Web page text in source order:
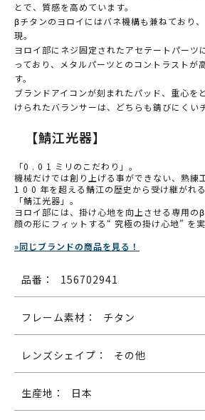
とで、質感を高めています。
βチタンのヨロイにはバネ機構も兼ねており
現。
ヨロイ部にネジ固定されたアセテートパーツ
っており、メタルパーツとのコントラストが
す。
ブランドアイコンが刻まれたパッド、重心を
けられたバランサーは、どちらも錆びにくい
【鯖江光器】
「0 . 0 1 ミリのこだわり」。
機械だけでは創り上げる事ができない、熟練
1 0 0 年を超える鯖江の歴史から受け継がれ
「鯖江光器」。
ヨロイ部には、掛け心地を向上させる専用の
顔の形にフィットする“ 究極の掛け心地” を実
»同じブランドの商品を見る！
品番： 156702941
フレーム素材： チタン
レンズシェイプ： その他
生産地： 日本